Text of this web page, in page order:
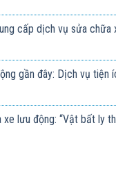
cấp dịch vụ sửa chữa
gần đây: Dịch vụ tiện
lưu động: “Vật bất ly